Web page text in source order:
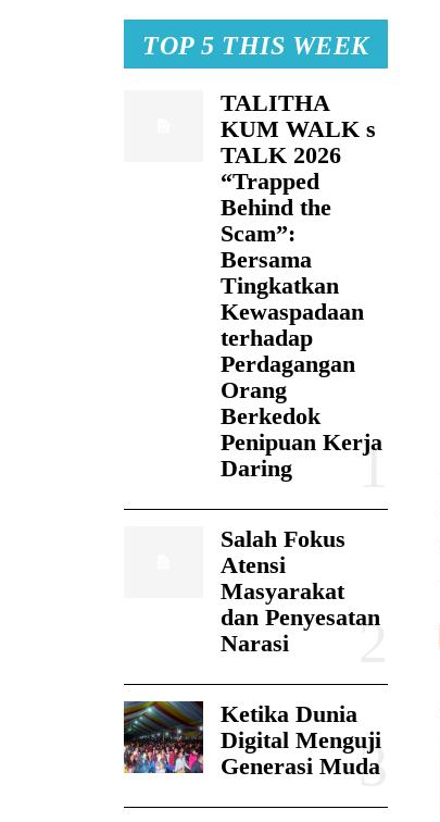
TOP 5 THIS WEEK
TALITHA
KUM WALK s
TALK 2026
“Trapped
Behind the
Scam”:
Bersama
Tingkatkan
Kewaspadaan
terhadap
Perdagangan
Orang
Berkedok
Penipuan Kerja
Daring
Salah Fokus
Atensi
Masyarakat
dan Penyesatan
Narasi
Ketika Dunia
Digital Menguji
Generasi Muda